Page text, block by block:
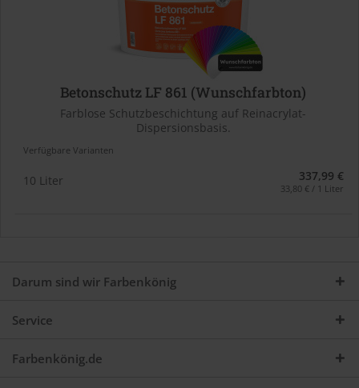
Betonschutz LF 861 (Wunschfarbton)
Farblose Schutzbeschichtung auf Reinacrylat-
Dispersionsbasis.
Verfügbare Varianten
10 Liter 337,99 €
33,80 € / 1 Liter
Darum sind wir Farbenkönig
Service
Farbenkönig.de